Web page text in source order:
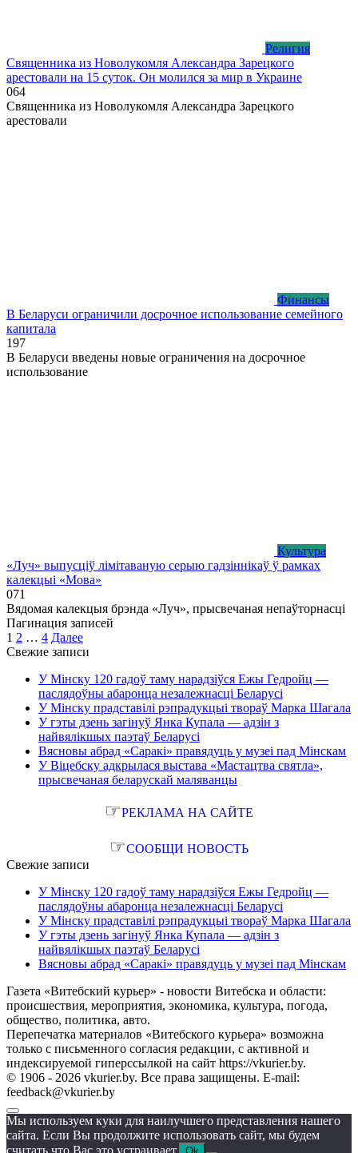
Религия
Священника из Новолукомля Александра Зарецкого
арестовали на 15 суток. Он молился за мир в Украине
064
Священника из Новолукомля Александра Зарецкого
арестовали
Финансы
В Беларуси ограничили досрочное использование семейного
капитала
197
В Беларуси введены новые ограничения на досрочное
использование
Культура
«Луч» выпусціў лiмiтаваную серыю гадзіннікаў ў рамках
калекцыі «Мова»
071
Вядомая калекцыя брэнда «Луч», прысвечаная непаўторнасці
Пагинация записей
1 2 … 4 Далее
Свежие записи
У Мінску 120 гадоў таму нарадзіўся Ежы Гедройц —
паслядоўны абаронца незалежнасці Беларусі
У Мінску прадставілі рэпрадукцыі твораў Марка Шагала
У гэты дзень загінуў Янка Купала — адзін з
найвялікшых паэтаў Беларусі
Вясновы абрад «Саракі» правядуць у музеі пад Мінскам
У Віцебску адкрылася выстава «Мастацтва святла»,
прысвечаная беларускай маляванцы
☞РЕКЛАМА НА САЙТЕ
☞СООБЩИ НОВОСТЬ
Свежие записи
У Мінску 120 гадоў таму нарадзіўся Ежы Гедройц —
паслядоўны абаронца незалежнасці Беларусі
У Мінску прадставілі рэпрадукцыі твораў Марка Шагала
У гэты дзень загінуў Янка Купала — адзін з
найвялікшых паэтаў Беларусі
Вясновы абрад «Саракі» правядуць у музеі пад Мінскам
Газета «Витебский курьер» - новости Витебска и области:
происшествия, мероприятия, экономика, культура, погода,
общество, политика, авто.
Перепечатка материалов «Витебского курьера» возможна
только с письменного согласия редакции, с активной и
индексируемой гиперссылкой на сайт https://vkurier.by.
© 1906 - 2026 vkurier.by. Все права защищены. E-mail:
feedback@vkurier.by
Мы используем куки для наилучшего представления нашего
сайта. Если Вы продолжите использовать сайт, мы будем
считать что Вас это устраивает.